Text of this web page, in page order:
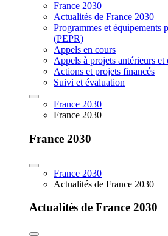
France 2030
Actualités de France 2030
Programmes et équipements
(PEPR)
Appels en cours
Appels à projets antérieurs et
Actions et projets financés
Suivi et évaluation
France 2030
France 2030
France 2030
France 2030
Actualités de France 2030
Actualités de France 2030